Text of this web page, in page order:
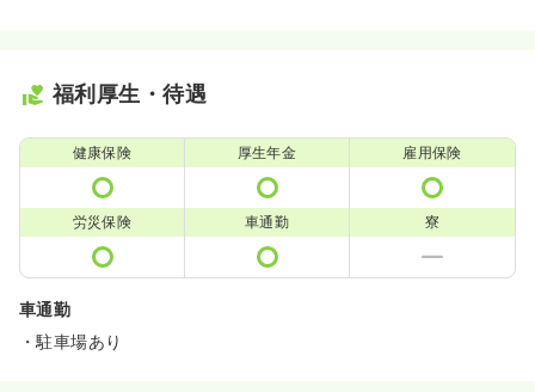
福利厚生・待遇
健康保険 厚生年金 雇用保険
労災保険 車通勤 寮
車通勤
・駐車場あり